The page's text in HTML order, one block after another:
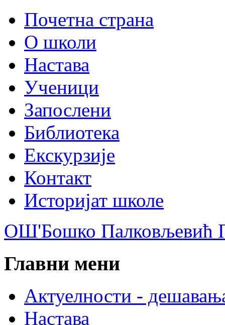
Почетна страна
О школи
Настава
Ученици
Запослени
Библиотека
Екскурзије
Контакт
Историјат школе
ОШ'Бошко Палковљевић
Главни мени
Актуелности -
Настава